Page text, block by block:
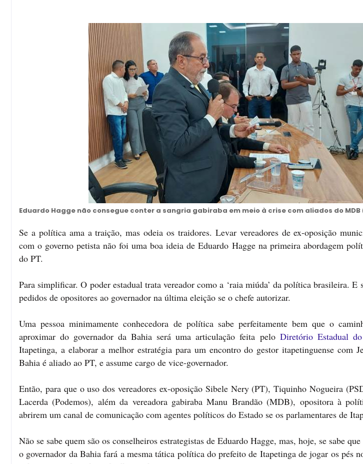
Eduardo Hagge não consegue conter a sangria gabiraba em meio à crise com aliados do MDB
Se a política ama a traição, mas odeia os traidores. Levar vereadores de ex-oposição
com o governo petista não foi uma boa ideia de Eduardo Hagge na primeira abordagem
do PT.
Para simplificar. O poder estadual trata vereador como a ‘raia miúda’ da política brasileira. E
pedidos de opositores ao governador na última eleição se o chefe autorizar.
Uma pessoa minimamente conhecedora de política sabe perfeitamente bem que o
aproximar do governador da Bahia será uma articulação feita pelo Diretório Estadual
Itapetinga, a elaborar a melhor estratégia para um encontro do gestor itapetinguense com
Bahia é aliado ao PT, e assume cargo de vice-governador.
Então, para que o uso dos vereadores ex-oposição Sibele Nery (PT), Tiquinho Nogueira
Lacerda (Podemos), além da vereadora gabiraba Manu Brandão (MDB), opositora à
abrirem um canal de comunicação com agentes políticos do Estado se os parlamentares de
Não se sabe quem são os conselheiros estrategistas de Eduardo Hagge, mas, hoje, se sabe
o governador da Bahia fará a mesma tática política do prefeito de Itapetinga de jogar os pés